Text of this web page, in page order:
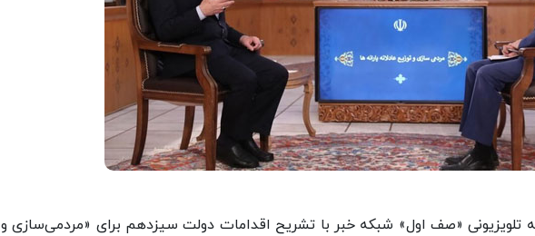
تلویزیونی «صف اول» شبکه خبر با تشریح اقدامات دولت سیزدهم برای «مردمی‌سازی و